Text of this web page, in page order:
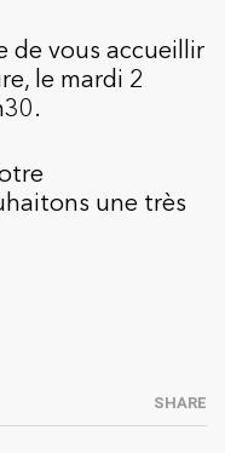
de vous accueillir
le mardi 2
une très
SHARE